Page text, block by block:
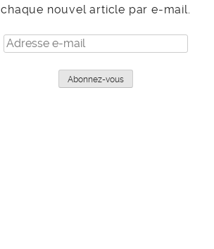
chaque nouvel article par e-mail.
Adresse
e-
Abonnez-vous